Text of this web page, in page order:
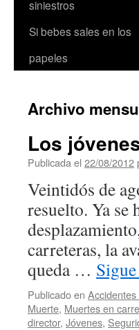
siniestros
Si bebes sales en los
papeles
Archivo
Los
Publicada el 22/08/2012
Veintidós de
resuelto. Ya se
carreteras, la
queda …
Publicado en
Muerte, Muertes en
director, Jóvenes,